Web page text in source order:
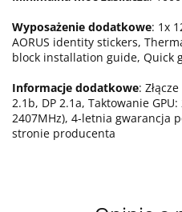
Wyposażenie dodatkowe: 1x
AORUS identity stickers,
block installation guide, Quick
Informacje dodatkowe:
2.1b, DP 2.1a, Taktowanie
2407MHz), 4-letnia gwarancja
stronie producenta